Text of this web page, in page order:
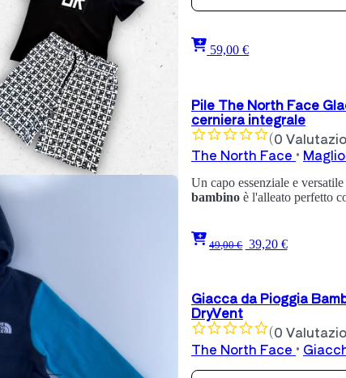
59,00 €
Pile The North Face
cerniera integrale
(0
The North Face •
Un capo essenziale e
bambino è l'alleato perfetto
49,00 € 39,20 €
Giacca da Pioggia
DryVent
(0
The North Face •